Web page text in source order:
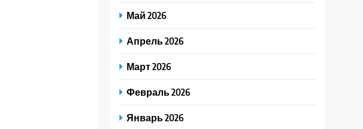
Май 2026
Апрель 2026
Март 2026
Февраль 2026
Январь 2026